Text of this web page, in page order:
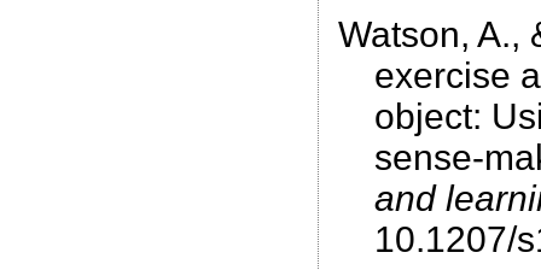
Watson, A.,
exercise
object:
sense-
and
10.1207/